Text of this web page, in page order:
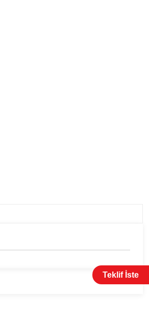
Teklif İste